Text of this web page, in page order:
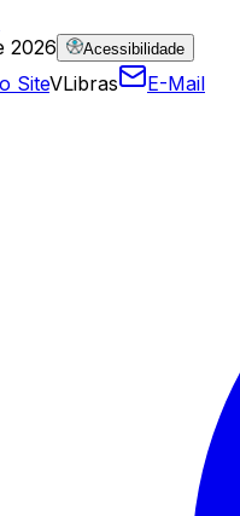
2026
Acessibilidade
SiteVLibras E-Mail